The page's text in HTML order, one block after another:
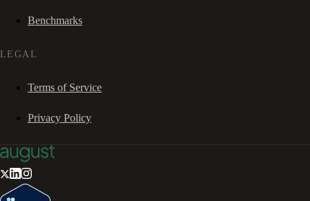
Benchmarks
LEGAL
Terms of Service
Privacy Policy